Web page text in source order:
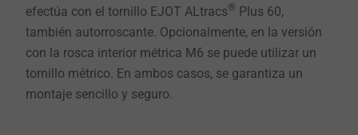
efectúa con el tornillo EJOT ALtracs® Plus 60,
también autorroscante. Opcionalmente, en la versión
con la rosca interior métrica M6 se puede utilizar un
tornillo métrico. En ambos casos, se garantiza un
montaje sencillo y seguro.